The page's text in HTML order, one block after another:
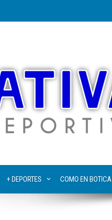
+ DEPORTES COMO EN BOTICA